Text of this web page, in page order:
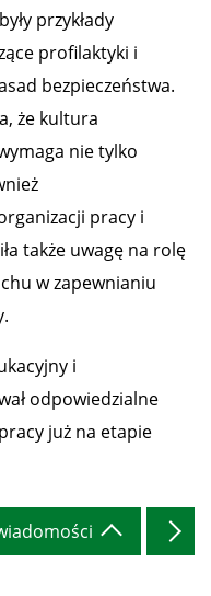
przykłady
profilaktyki i
bezpieczeństwa.
że kultura
nie tylko
pracy i
także uwagę na rolę
w zapewnianiu
i
odpowiedzialne
już na etapie